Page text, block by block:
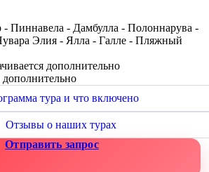
- Пиннавела - Дамбулла - Полоннарува -
Элия - Ялла - Галле - Пляжный
дополнительно
дополнительно
тура и что включено
Отзывы о наших турах
Отправить запрос